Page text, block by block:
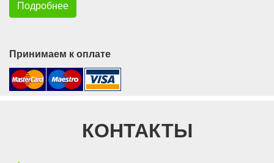
Подробнее
Принимаем к оплате
КОНТАКТЫ